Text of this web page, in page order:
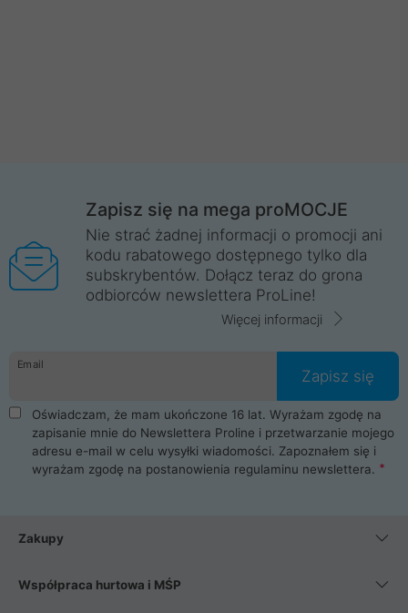
Zapisz się na mega proMOCJE
Nie strać żadnej informacji o promocji ani
kodu rabatowego dostępnego tylko dla
subskrybentów. Dołącz teraz do grona
odbiorców newslettera ProLine!
Więcej informacji
Email
Zapisz się
Oświadczam, że mam ukończone 16 lat. Wyrażam zgodę na
zapisanie mnie do Newslettera Proline i przetwarzanie mojego
adresu e-mail w celu wysyłki wiadomości. Zapoznałem się i
wyrażam zgodę na postanowienia regulaminu newslettera.
Zakupy
Współpraca hurtowa i MŚP